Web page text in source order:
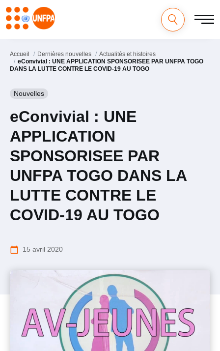
au
contenu
Accueil Dernières nouvelles
Actualités et histoires
eConvivial : UNE APPLICATION SPONSORISEE PAR UNFPA TOGO
DANS LA LUTTE CONTRE LE COVID-19 AU TOGO
Nouvelles
eConvivial : UNE
APPLICATION
SPONSORISEE PAR
UNFPA TOGO DANS LA
LUTTE CONTRE LE
COVID-19 AU TOGO
calendar_today 15 avril 2020